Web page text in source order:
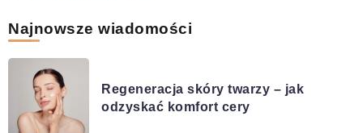
Najnowsze wiadomości
Regeneracja skóry twarzy – jak
odzyskać komfort cery